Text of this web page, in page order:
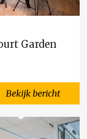
Garden
Bekijk bericht